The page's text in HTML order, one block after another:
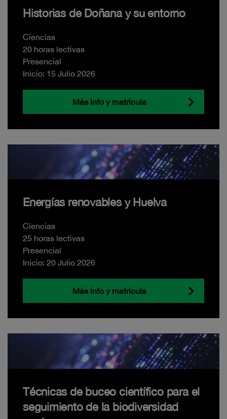
Historias de Doñana y su entorno
Ciencias
20 horas lectivas
Presencial
Inicio: 15 Julio 2026
Más info y matrícula
Energías renovables y Huelva
Ciencias
25 horas lectivas
Presencial
Inicio: 20 Julio 2026
Más info y matrícula
Técnicas de buceo científico para el
seguimiento de la biodiversidad